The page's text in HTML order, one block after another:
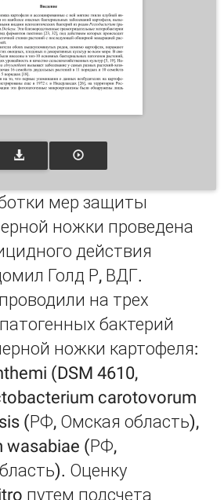
мер защиты
ножки проведена
действия
Голд Р, ВДГ.
на трех
бактерий
ножки картофеля:
(DSM 4610,
carotovorum
(РФ, Омская область),
wasabiae (РФ,
Оценку
путем подсчета